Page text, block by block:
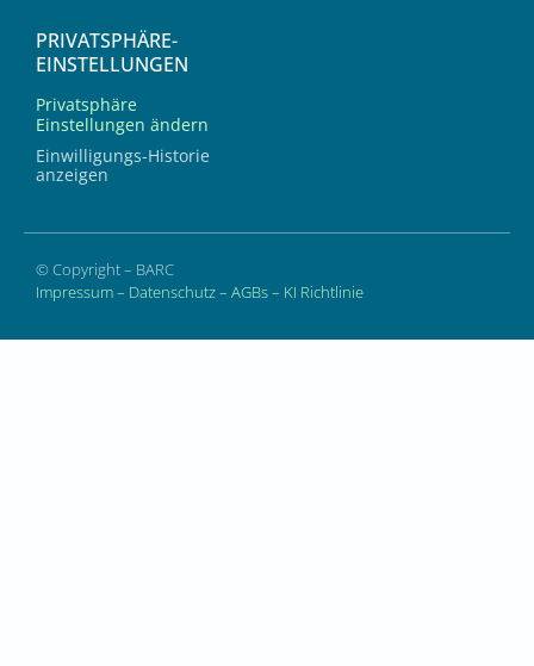
PRIVATSPHÄRE-
EINSTELLUNGEN
Privatsphäre
Einstellungen ändern
Einwilligungs-Historie
anzeigen
© Copyright – BARC
Impressum– Datenschutz– AGBs– KI Richtlinie